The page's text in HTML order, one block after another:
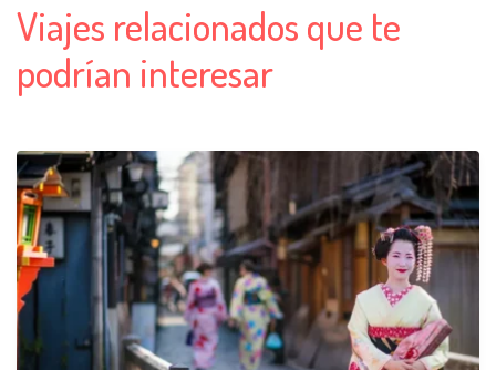
Viajes relacionados que te
podrían interesar